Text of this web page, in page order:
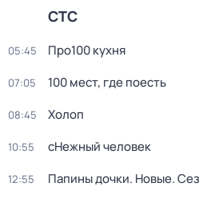
СТС
05:45 Про100 кухня
07:05 100 мест, где поесть
08:45 Холоп
10:55 сНежный человек
12:55 Папины дочки. Новые.